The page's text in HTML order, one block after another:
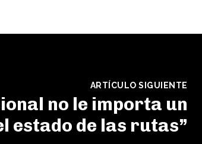
ARTÍCULO SIGUIENTE
no le importa un
estado de las rutas”